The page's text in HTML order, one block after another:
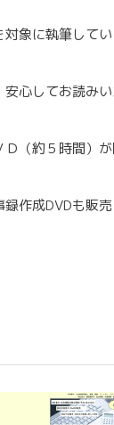
象に執筆してい
心してお読み
（約５時間）
作成DVDも販売